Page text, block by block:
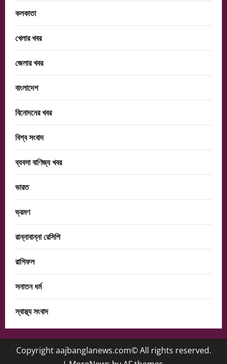
কলকাতা
খেলার খবর
জেলার খবর
বাংলাদেশ
বিনোদনের খবর
বিশ্ব সংবাদ
ব্যবসা বাণিজ্য খবর
ভারত
ভ্রমণ
রান্নাবান্না রেসিপি
রাশিফল
সনাতন ধর্ম
স্বাস্থ্য সংবাদ
Copyright aajbanglanews.com© All rights reserved.